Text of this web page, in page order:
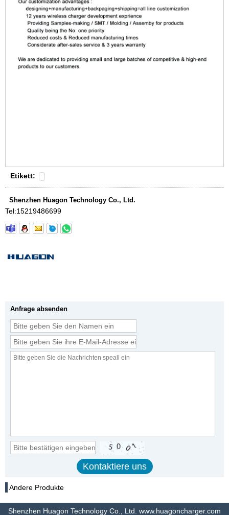
Etikett:
Shenzhen Huagon Technology Co., Ltd.
Tel:15219486699
Anfrage absenden
Andere Produkte
Shenzhen Huagon Technology Co., Ltd. www.huagoncharger.com